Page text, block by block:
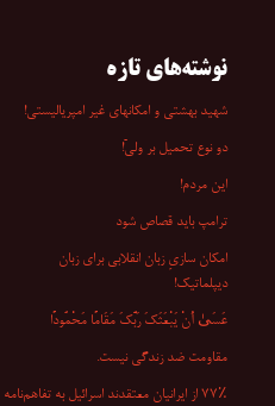
نوشته‌های تازه
شهید بهشتی و امکانهای غیر امپریالیستی!
دو نوع تحمیل بر ولیّ!
این مردم!
ترامپ باید قصاص شود
امکان سازیِ زبان انقلابی برای زبان
دیپلماتیک!
عَسَىٰ أَنْ یَبْعَثَکَ رَبُّکَ مَقَامًا مَحْمُودًا
مقاومت ضد زندگی نیست.
۷۷٪ از ایرانیان معتقدند اسرائیل به تفاهم‌نامه